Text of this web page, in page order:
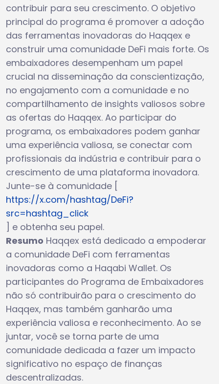
contribuir para seu crescimento. O objetivo
principal do programa é promover a adoção
das ferramentas inovadoras do Haqqex e
construir uma comunidade DeFi mais forte. Os
embaixadores desempenham um papel
crucial na disseminação da conscientização,
no engajamento com a comunidade e no
compartilhamento de insights valiosos sobre
as ofertas do Haqqex. Ao participar do
programa, os embaixadores podem ganhar
uma experiência valiosa, se conectar com
profissionais da indústria e contribuir para o
crescimento de uma plataforma inovadora.
Junte-se à comunidade [
https://x.com/hashtag/DeFi?
src=hashtag_click
] e obtenha seu papel.
Resumo Haqqex está dedicado a empoderar
a comunidade DeFi com ferramentas
inovadoras como a Haqabi Wallet. Os
participantes do Programa de Embaixadores
não só contribuirão para o crescimento do
Haqqex, mas também ganharão uma
experiência valiosa e reconhecimento. Ao se
juntar, você se torna parte de uma
comunidade dedicada a fazer um impacto
significativo no espaço de finanças
descentralizadas.